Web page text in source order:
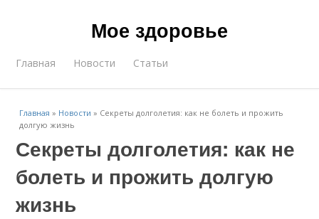
Мое здоровье
Главная Новости Статьи
Главная » Новости » Секреты долголетия: как не болеть и прожить
долгую жизнь
Секреты долголетия: как не
болеть и прожить долгую
жизнь